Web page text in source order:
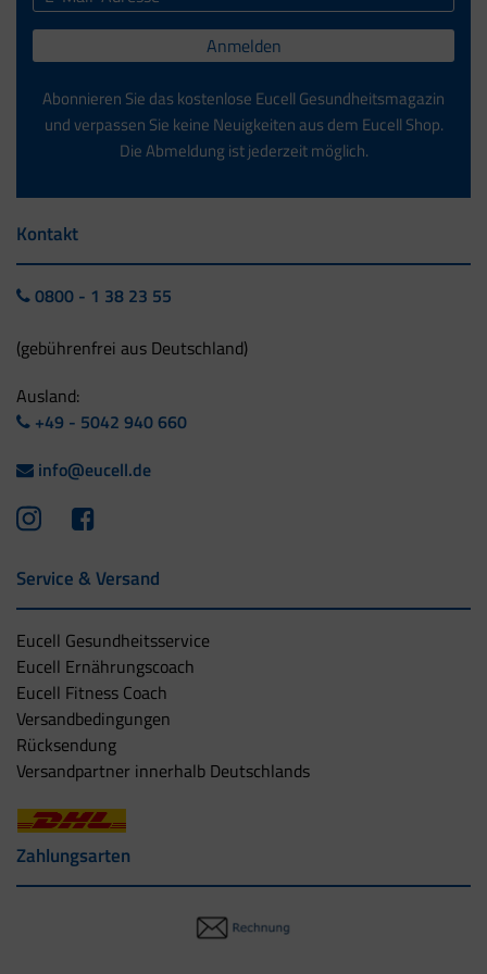
Anmelden
Abonnieren Sie das kostenlose Eucell Gesundheitsmagazin
und verpassen Sie keine Neuigkeiten aus dem Eucell Shop.
Die Abmeldung ist jederzeit möglich.
Kontakt
0800 - 1 38 23 55
(gebührenfrei aus Deutschland)
Ausland:
+49 - 5042 940 660
info@eucell.de
Service & Versand
Eucell Gesundheitsservice
Eucell Ernährungscoach
Eucell Fitness Coach
Versandbedingungen
Rücksendung
Versandpartner innerhalb Deutschlands
Zahlungsarten